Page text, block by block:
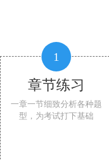
1
章节练习
一章一节细致分析各种题
型，为考试打下基础